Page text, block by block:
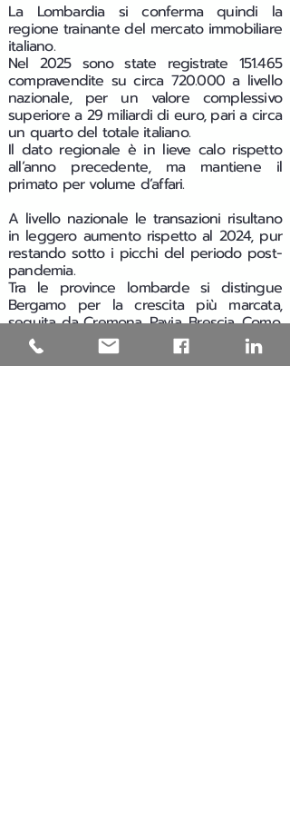
La Lombardia si conferma quindi la
regione trainante del mercato immobiliare
italiano.
Nel 2025 sono state registrate 151.465
compravendite su circa 720.000 a livello
nazionale, per un valore complessivo
superiore a 29 miliardi di euro, pari a circa
un quarto del totale italiano.
Il dato regionale è in lieve calo rispetto
all’anno precedente, ma mantiene il
primato per volume d’affari.
A livello nazionale le transazioni risultano
in leggero aumento rispetto al 2024, pur
restando sotto i picchi del periodo post-
pandemia.
Tra le province lombarde si distingue
Bergamo per la crescita più marcata,
seguita da Cremona, Pavia, Brescia, Como,
Mantova e Monza Brianza. In flessione
moderata risultano invece Lecco, Sondrio,